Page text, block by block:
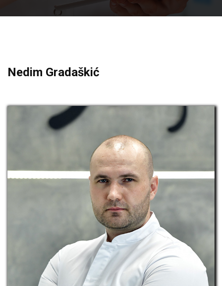
Nedim Gradaškić